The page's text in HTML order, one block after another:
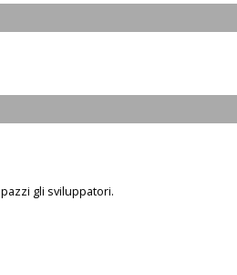
gli sviluppatori.